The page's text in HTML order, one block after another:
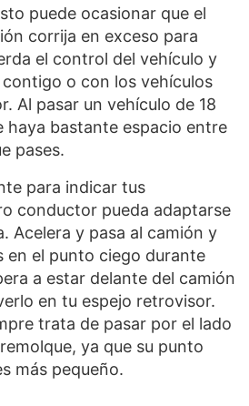
puede ocasionar que el
corrija en exceso para
el control del vehículo y
o con los vehículos
Al pasar un vehículo de 18
haya bastante espacio entre
pases.
para indicar tus
conductor pueda adaptarse
Acelera y pasa al camión y
en el punto ciego durante
a estar delante del camión
en tu espejo retrovisor.
trata de pasar por el lado
ya que su punto
más pequeño.